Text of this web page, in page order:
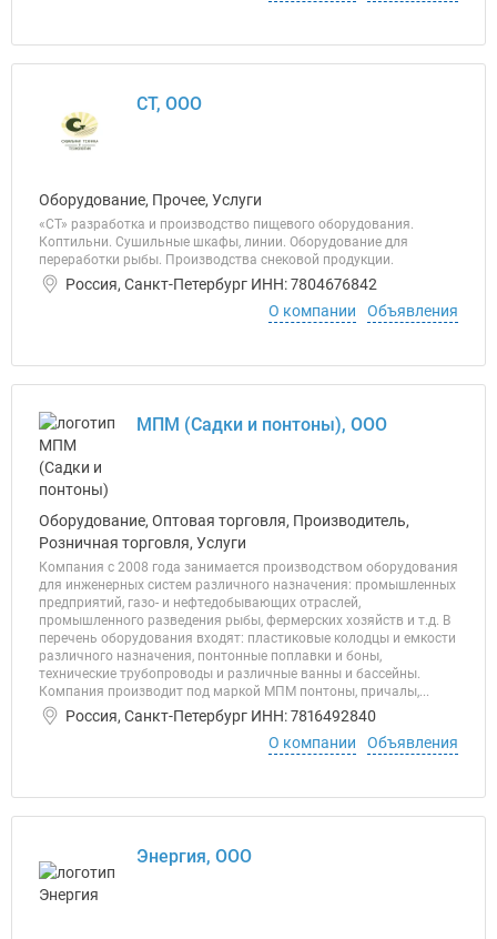
СТ, ООО
Оборудование, Прочее, Услуги
«СТ» разработка и производство пищевого оборудования.
Коптильни. Сушильные шкафы, линии. Оборудование для
переработки рыбы. Производства снековой продукции.
Россия, Санкт-Петербург ИНН: 7804676842
О компании
Объявления
МПМ (Садки и понтоны), ООО
Оборудование, Оптовая торговля, Производитель,
Розничная торговля, Услуги
Компания с 2008 года занимается производством оборудования
для инженерных систем различного назначения: промышленных
предприятий, газо- и нефтедобывающих отраслей,
промышленного разведения рыбы, фермерских хозяйств и т.д. В
перечень оборудования входят: пластиковые колодцы и емкости
различного назначения, понтонные поплавки и боны,
технические трубопроводы и различные ванны и бассейны.
Компания производит под маркой МПМ понтоны, причалы,...
Россия, Санкт-Петербург ИНН: 7816492840
О компании
Объявления
Энергия, ООО